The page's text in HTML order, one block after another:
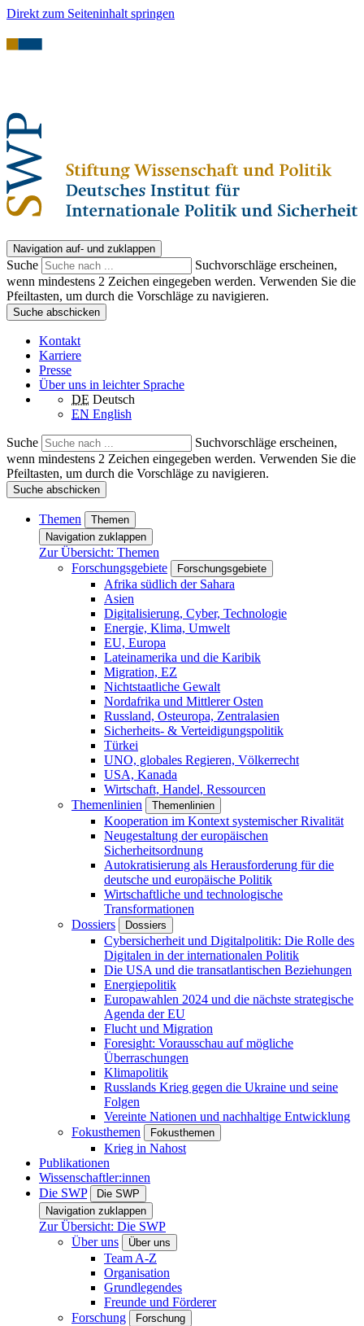
Direkt zum Seiteninhalt springen
Navigation auf- und zuklappen
Suche
Suchvorschläge erscheinen,
wenn mindestens 2 Zeichen eingegeben werden. Verwenden Sie die
Pfeiltasten, um durch die Vorschläge zu navigieren.
Suche abschicken
Kontakt
Karriere
Presse
Über uns in leichter Sprache
DE Deutsch
EN English
Suche
Suchvorschläge erscheinen,
wenn mindestens 2 Zeichen eingegeben werden. Verwenden Sie die
Pfeiltasten, um durch die Vorschläge zu navigieren.
Suche abschicken
Themen
Themen
Navigation zuklappen
Zur Übersicht: Themen
Forschungsgebiete
Forschungsgebiete
Afrika südlich der Sahara
Asien
Digitalisierung, Cyber, Technologie
Energie, Klima, Umwelt
EU, Europa
Lateinamerika und die Karibik
Migration, EZ
Nichtstaatliche Gewalt
Nordafrika und Mittlerer Osten
Russland, Osteuropa, Zentralasien
Sicherheits- & Verteidigungspolitik
Türkei
UNO, globales Regieren, Völkerrecht
USA, Kanada
Wirtschaft, Handel, Ressourcen
Themenlinien
Themenlinien
Kooperation im Kontext systemischer Rivalität
Neugestaltung der europäischen
Sicherheitsordnung
Autokratisierung als Herausforderung für die
deutsche und europäische Politik
Wirtschaftliche und technologische
Transformationen
Dossiers
Dossiers
Cybersicherheit und Digitalpolitik: Die Rolle des
Digitalen in der internationalen Politik
Die USA und die transatlantischen Beziehungen
Energiepolitik
Europawahlen 2024 und die nächste strategische
Agenda der EU
Flucht und Migration
Foresight: Vorausschau auf mögliche
Überraschungen
Klimapolitik
Russlands Krieg gegen die Ukraine und seine
Folgen
Vereinte Nationen und nachhaltige Entwicklung
Fokusthemen
Fokusthemen
Krieg in Nahost
Publikationen
Wissenschaftler:innen
Die SWP
Die SWP
Navigation zuklappen
Zur Übersicht: Die SWP
Über uns
Über uns
Team A-Z
Organisation
Grundlegendes
Freunde und Förderer
Forschung
Forschung